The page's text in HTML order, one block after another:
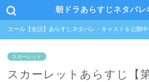
朝ドラあらすじネタバレ
エール【全話】あらすじネタバレ・キャストを公開
スカーレット
スカーレットあらすじ【